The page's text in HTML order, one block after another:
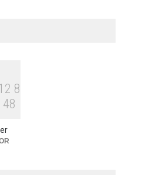
বৈশ্বিক প্রতিযোগিতা সক্ষমতা বাড়াতে
পোশাক শিল্পে নতুন উদ্যোগ
2 8
48